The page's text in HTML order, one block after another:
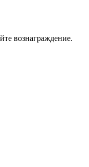
вознаграждение.